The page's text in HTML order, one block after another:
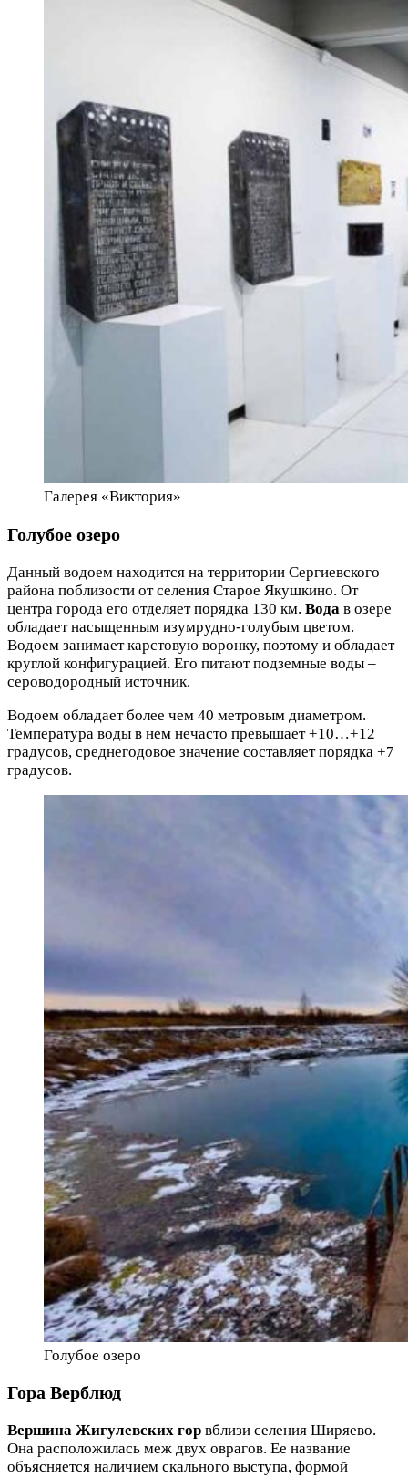
Галерея «Виктория»
Голубое озеро
Данный водоем находится на территории Сергиевского
района поблизости от селения Старое Якушкино. От
центра города его отделяет порядка 130 км. Вода в озере
обладает насыщенным изумрудно-голубым цветом.
Водоем занимает карстовую воронку, поэтому и обладает
круглой конфигурацией. Его питают подземные воды –
сероводородный источник.
Водоем обладает более чем 40 метровым диаметром.
Температура воды в нем нечасто превышает +10…+12
градусов, среднегодовое значение составляет порядка +7
градусов.
Голубое озеро
Гора Верблюд
Вершина Жигулевских гор вблизи селения Ширяево.
Она расположилась меж двух оврагов. Ее название
объясняется наличием скального выступа, формой